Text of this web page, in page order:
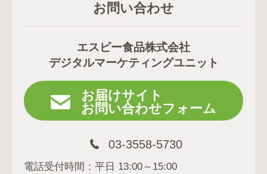
お問い合わせ
エスビー食品株式会社
デジタルマーケティングユニット
お届けサイト
お問い合わせフォーム
03-3558-5730
電話受付時間：平日 13:00～15:00